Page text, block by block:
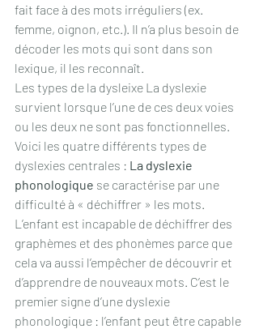
fait face à des mots irréguliers (ex.
femme, oignon, etc.). Il n’a plus besoin de
décoder les mots qui sont dans son
lexique, il les reconnaît.
Les types de la dysleixe La dyslexie
survient lorsque l’une de ces deux voies
ou les deux ne sont pas fonctionnelles.
Voici les quatre différents types de
dyslexies centrales : La dyslexie
phonologique se caractérise par une
difficulté à « déchiffrer » les mots.
L’enfant est incapable de déchiffrer des
graphèmes et des phonèmes parce que
cela va aussi l’empêcher de découvrir et
d’apprendre de nouveaux mots. C’est le
premier signe d’une dyslexie
phonologique : l’enfant peut être capable